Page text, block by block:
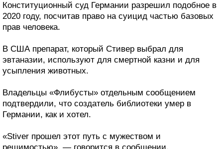
Конституционный суд Германии разрешил подобное в
2020 году, посчитав право на суицид частью базовых
прав человека.
В США препарат, который Стивер выбрал для
эвтаназии, используют для смертной казни и для
усыпления животных.
Владельцы «Флибусты» отдельным сообщением
подтвердили, что создатель библиотеки умер в
Германии, как и хотел.
«Stiver прошел этот путь с мужеством и